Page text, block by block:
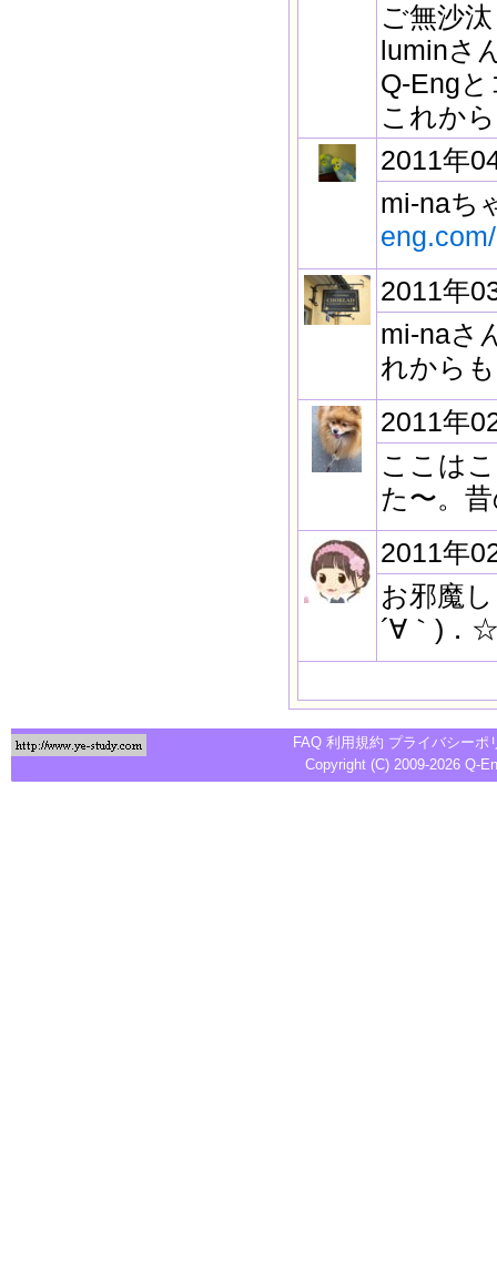
ご無沙
luminさ
Q-Eng
これか
2011年
mi-na
2011年
mi-naさ
れから
2011年
ここは
た〜。
2011年
お邪魔
´∀｀)．
FAQ 利用規約 プライバシーポ
Copyright (C) 2009-2026 Q-